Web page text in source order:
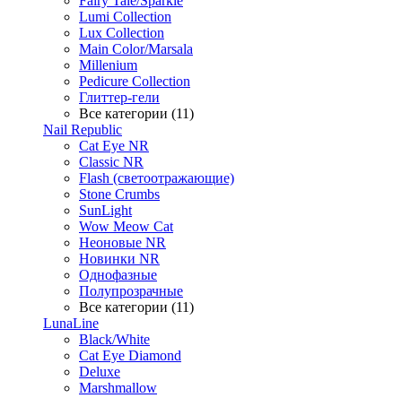
Lumi Collection
Lux Collection
Main Color/Marsala
Millenium
Pedicure Collection
Глиттер-гели
Все категории (11)
Nail Republic
Cat Eye NR
Classic NR
Flash (светоотражающие)
Stone Crumbs
SunLight
Wow Meow Cat
Неоновые NR
Новинки NR
Однофазные
Полупрозрачные
Все категории (11)
LunaLine
Black/White
Cat Eye Diamond
Deluxe
Marshmallow